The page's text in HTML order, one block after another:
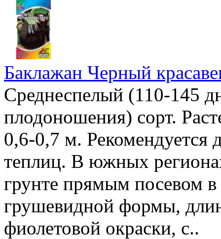
Баклажан Черный
Среднеспелый (110-145
плодоношения) сорт.
0,6-0,7 м. Рекомендуется
теплиц. В южных
грунте прямым посевом
грушевидной формы,
фиолетовой окраски, с..